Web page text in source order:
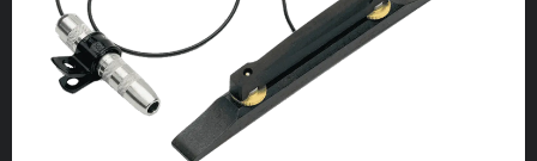
OM
OSS
KONTAKT